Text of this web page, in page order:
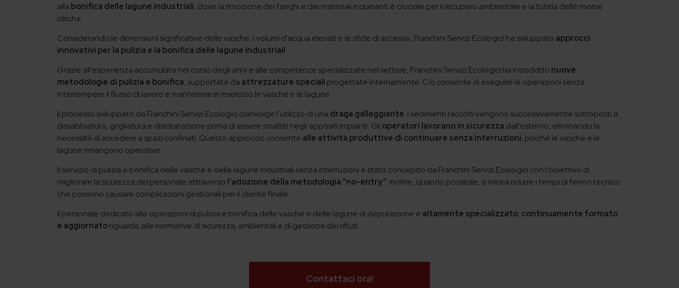
alla bonifica delle lagune industriali, dove la rimozione dei fanghi e dei materiali inquinanti è cruciale per il recupero ambientale e la tutela delle risorse
idriche.
Considerando le dimensioni significative delle vasche, i volumi d'acqua elevati e le sfide di accesso, Franchini Servizi Ecologici ha sviluppato approcci
innovativi per la pulizia e la bonifica delle lagune industriali.
Grazie all'esperienza accumulata nel corso degli anni e alle competenze specializzate nel settore, Franchini Servizi Ecologici ha introdotto nuove
metodologie di pulizia e bonifica, supportate da attrezzature speciali progettate internamente. Ciò consente di eseguire le operazioni senza
interrompere il flusso di lavoro e mantenere in esercizio le vasche e le lagune.
Il processo sviluppato da Franchini Servizi Ecologici coinvolge l’utilizzo di una draga galleggiante. I sedimenti raccolti vengono successivamente sottoposti a
dissabbiatura, grigliatura e disidratazione prima di essere smaltiti negli appositi impianti. Gli operatori lavorano in sicurezza dall’esterno, eliminando la
necessità di accedere a spazi confinati. Questo approccio consente alle attività produttive di continuare senza interruzioni, poiché le vasche e le
lagune rimangono operative.
Il servizio di pulizia e bonifica delle vasche e delle lagune industriali senza interruzioni è stato concepito da Franchini Servizi Ecologici con l’obiettivo di
migliorare la sicurezza del personale attraverso l’adozione della metodologia “no-entry”. Inoltre, quando possibile, si mira a ridurre i tempi di fermo tecnico
che possono causare complicazioni gestionali per il cliente finale.
Il personale dedicato alle operazioni di pulizia e bonifica delle vasche e delle lagune di depurazione è altamente specializzato, continuamente formato
e aggiornatoriguardo alle normative di sicurezza, ambientali e di gestione dei rifiuti.
Contattaci ora!